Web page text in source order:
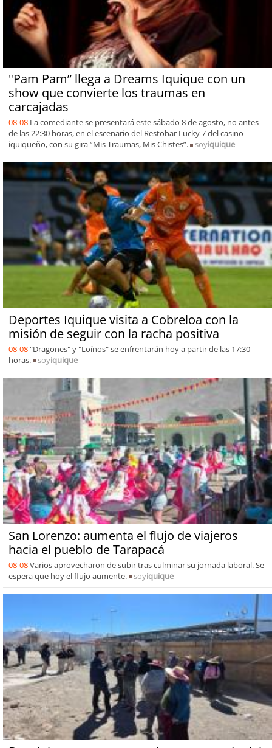
"Pam Pam” llega a Dreams Iquique con un
show que convierte los traumas en
carcajadas
08-08 La comediante se presentará este sábado 8 de agosto, no antes
de las 22:30 horas, en el escenario del Restobar Lucky 7 del casino
iquiqueño, con su gira “Mis Traumas, Mis Chistes”.
soyiquique
Deportes Iquique visita a Cobreloa con la
misión de seguir con la racha positiva
08-08 "Dragones" y "Loínos" se enfrentarán hoy a partir de las 17:30
horas.
soyiquique
San Lorenzo: aumenta el flujo de viajeros
hacia el pueblo de Tarapacá
08-08Varios aprovecharon de subir tras culminar su jornada laboral. Se
espera que hoy el flujo aumente.
soyiquique